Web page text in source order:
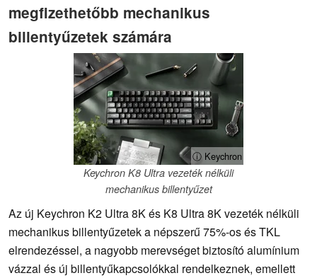
megfizethetőbb mechanikus
billentyűzetek számára
ⓘ Keychron
Keychron K8 Ultra vezeték nélküli
mechanikus billentyűzet
Az új Keychron K2 Ultra 8K és K8 Ultra 8K vezeték nélküli
mechanikus billentyűzetek a népszerű 75%-os és TKL
elrendezéssel, a nagyobb merevséget biztosító alumínium
vázzal és új billentyűkapcsolókkal rendelkeznek, emellett